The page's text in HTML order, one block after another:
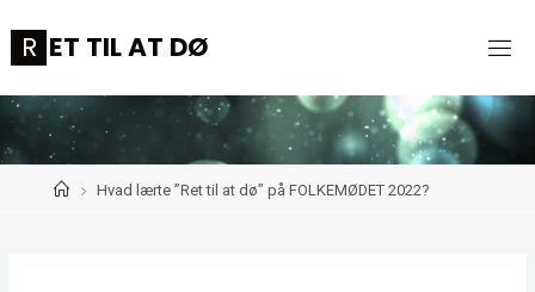
R ET TILAT DØ
HomeHvad lærte ”Ret til at dø” på FOLKEMØDET 2022?